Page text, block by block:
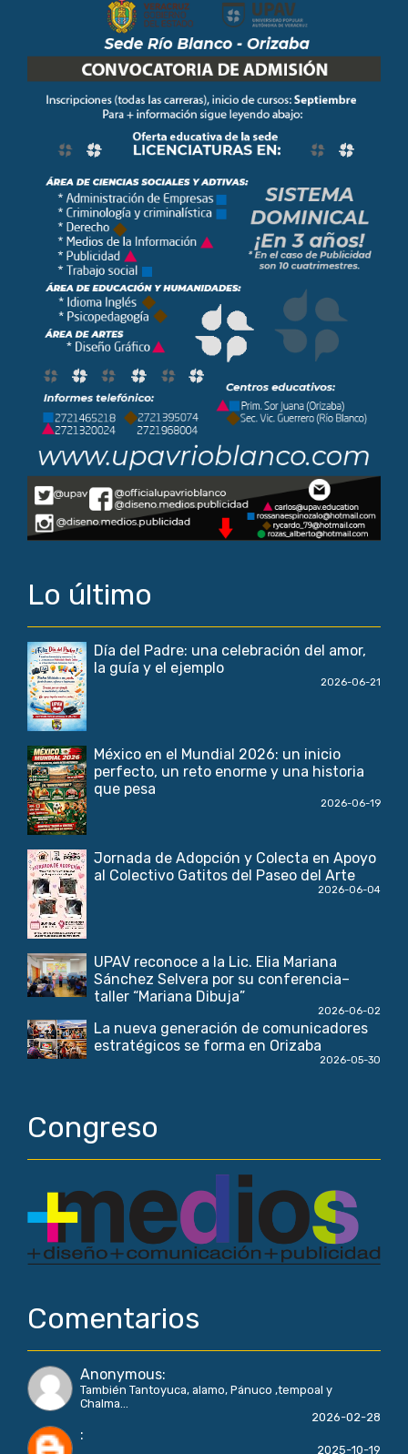
Lo último
Día del Padre: una celebración del amor,
la guía y el ejemplo
2026-06-21
México en el Mundial 2026: un inicio
perfecto, un reto enorme y una historia
que pesa
2026-06-19
Jornada de Adopción y Colecta en Apoyo
al Colectivo Gatitos del Paseo del Arte
2026-06-04
UPAV reconoce a la Lic. Elia Mariana
Sánchez Selvera por su conferencia–
taller “Mariana Dibuja”
2026-06-02
La nueva generación de comunicadores
estratégicos se forma en Orizaba
2026-05-30
Congreso
Comentarios
Anonymous:
También Tantoyuca, alamo, Pánuco ,tempoal y
Chalma...
2026-02-28
:
2025-10-19